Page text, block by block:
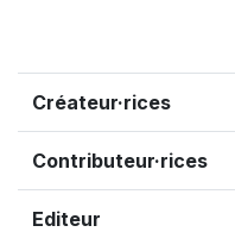
Créateur·rices
Contributeur·rices
Editeur